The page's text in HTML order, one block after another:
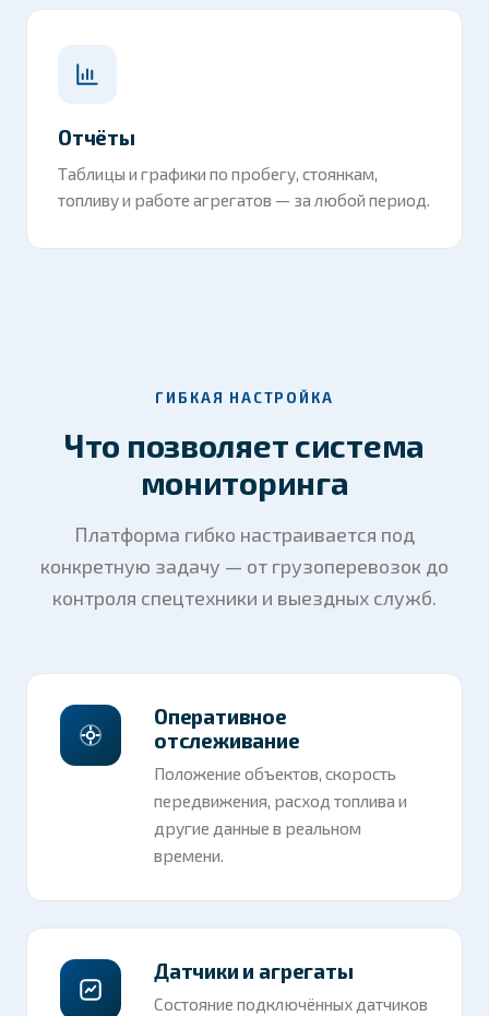
Отчёты
Таблицы и графики по пробегу, стоянкам,
топливу и работе агрегатов — за любой период.
ГИБКАЯ НАСТРОЙКА
Что позволяет система
мониторинга
Платформа гибко настраивается под
конкретную задачу — от грузоперевозок до
контроля спецтехники и выездных служб.
Оперативное
отслеживание
Положение объектов, скорость
передвижения, расход топлива и
другие данные в реальном
времени.
Датчики и агрегаты
Состояние подключённых датчиков